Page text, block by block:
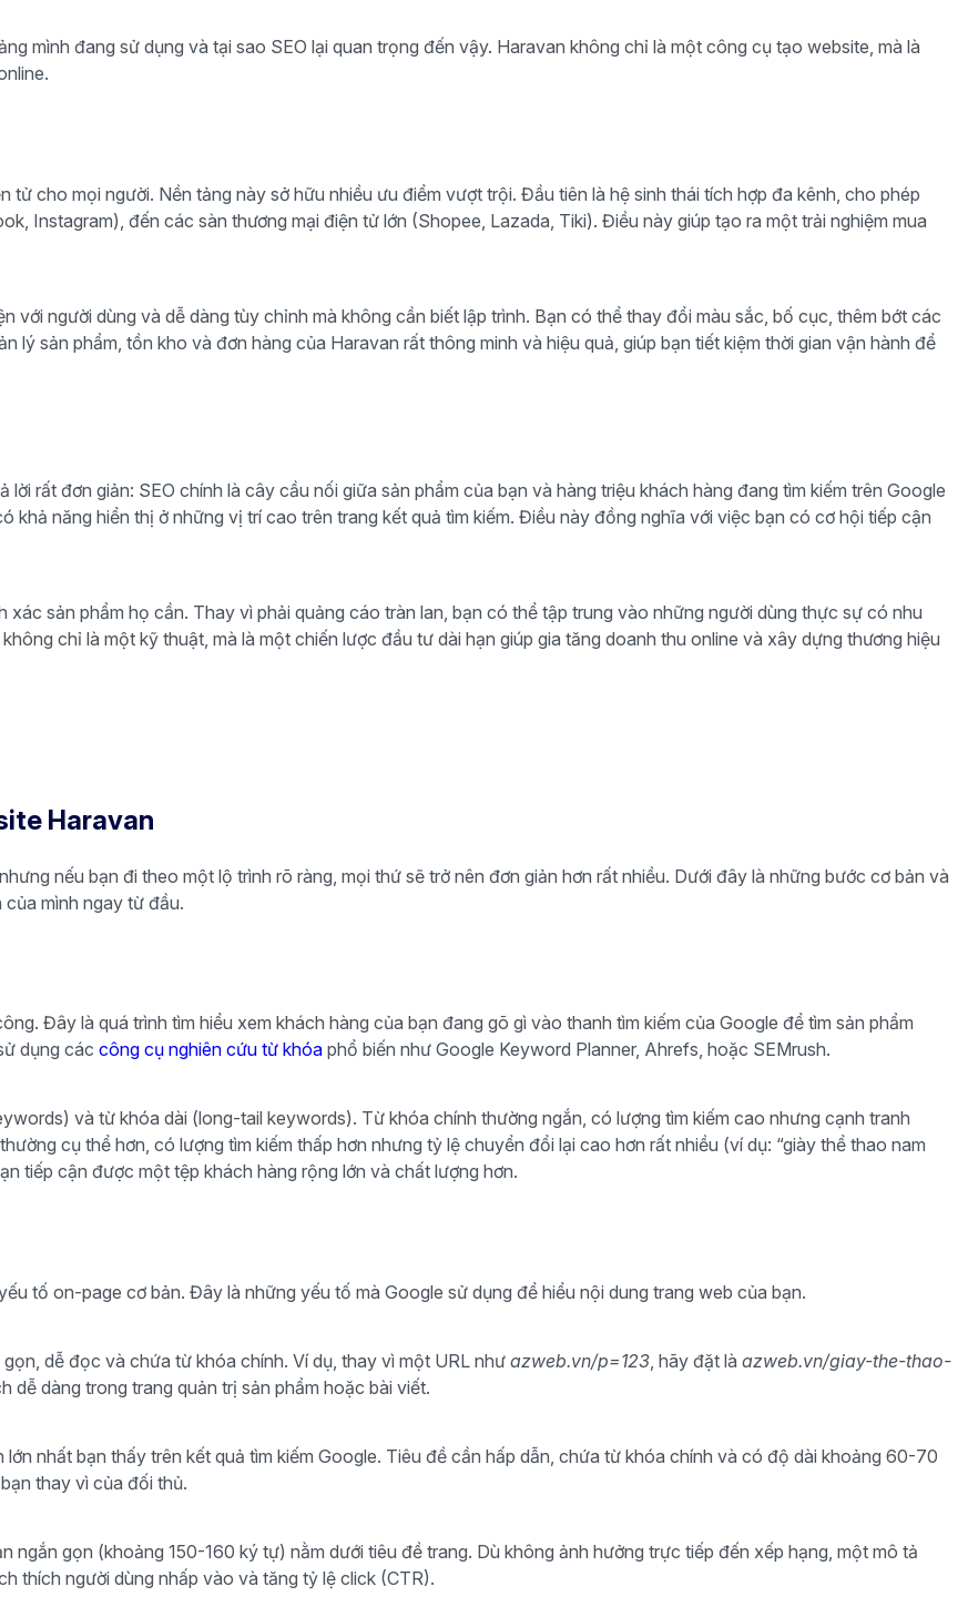
mình đang sử dụng và tại sao SEO lại quan trọng đến vậy. Haravan không chỉ là một công cụ tạo website, mà là
tử cho mọi người. Nền tảng này sở hữu nhiều ưu điểm vượt trội. Đầu tiên là hệ sinh thái tích hợp đa kênh, cho phép
Instagram), đến các sàn thương mại điện tử lớn (Shopee, Lazada, Tiki). Điều này giúp tạo ra một trải nghiệm mua
với người dùng và dễ dàng tùy chỉnh mà không cần biết lập trình. Bạn có thể thay đổi màu sắc, bố cục, thêm bớt các
lý sản phẩm, tồn kho và đơn hàng của Haravan rất thông minh và hiệu quả, giúp bạn tiết kiệm thời gian vận hành để
rất đơn giản: SEO chính là cây cầu nối giữa sản phẩm của bạn và hàng triệu khách hàng đang tìm kiếm trên Google
khả năng hiển thị ở những vị trí cao trên trang kết quả tìm kiếm. Điều này đồng nghĩa với việc bạn có cơ hội tiếp cận
sản phẩm họ cần. Thay vì phải quảng cáo tràn lan, bạn có thể tập trung vào những người dùng thực sự có nhu
chỉ là một kỹ thuật, mà là một chiến lược đầu tư dài hạn giúp gia tăng doanh thu online và xây dựng thương hiệu
Haravan
nếu bạn đi theo một lộ trình rõ ràng, mọi thứ sẽ trở nên đơn giản hơn rất nhiều. Dưới đây là những bước cơ bản và
mình ngay từ đầu.
Đây là quá trình tìm hiểu xem khách hàng của bạn đang gõ gì vào thanh tìm kiếm của Google để tìm sản phẩm
dụng các công cụ nghiên cứu từ khóa phổ biến như Google Keyword Planner, Ahrefs, hoặc SEMrush.
và từ khóa dài (long-tail keywords). Từ khóa chính thường ngắn, có lượng tìm kiếm cao nhưng cạnh tranh
cụ thể hơn, có lượng tìm kiếm thấp hơn nhưng tỷ lệ chuyển đổi lại cao hơn rất nhiều (ví dụ: “giày thể thao nam
tiếp cận được một tệp khách hàng rộng lớn và chất lượng hơn.
tố on-page cơ bản. Đây là những yếu tố mà Google sử dụng để hiểu nội dung trang web của bạn.
dễ đọc và chứa từ khóa chính. Ví dụ, thay vì một URL như azweb.vn/p=123, hãy đặt là azweb.vn/giay-the-thao-
dàng trong trang quản trị sản phẩm hoặc bài viết.
nhất bạn thấy trên kết quả tìm kiếm Google. Tiêu đề cần hấp dẫn, chứa từ khóa chính và có độ dài khoảng 60-70
thay vì của đối thủ.
ngắn gọn (khoảng 150-160 ký tự) nằm dưới tiêu đề trang. Dù không ảnh hưởng trực tiếp đến xếp hạng, một mô tả
thích người dùng nhấp vào và tăng tỷ lệ click (CTR).